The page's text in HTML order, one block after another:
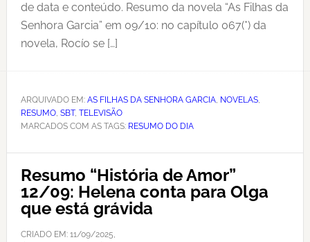
de data e conteúdo. Resumo da novela “As Filhas da
Senhora Garcia” em 09/10: no capítulo 067(*) da
novela, Rocío se […]
ARQUIVADO EM: AS FILHAS DA SENHORA GARCIA, NOVELAS,
RESUMO, SBT, TELEVISÃO
MARCADOS COM AS TAGS: RESUMO DO DIA
Resumo “História de Amor”
12/09: Helena conta para Olga
que está grávida
CRIADO EM: 11/09/2025,